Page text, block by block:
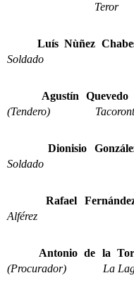
Teror
Luís Nùñez
Soldado La
Agustín Quevedo
(Tendero)
Dionisio González
Soldado
Rafael Fernández
Alférez
Antonio de la
(Procurador) La